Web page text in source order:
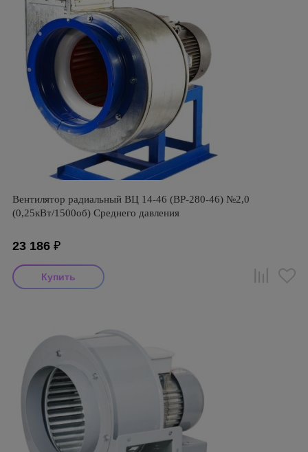
Вентилятор радиальный ВЦ 14-46 (ВР-280-46) №2,0
(0,25кВт/1500об) Среднего давления
23 186 ₽